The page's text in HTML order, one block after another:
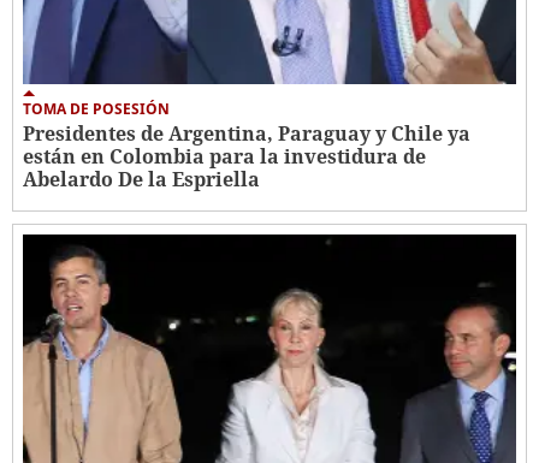
TOMA DE POSESIÓN
Presidentes de Argentina, Paraguay y Chile ya
están en Colombia para la investidura de
Abelardo De la Espriella